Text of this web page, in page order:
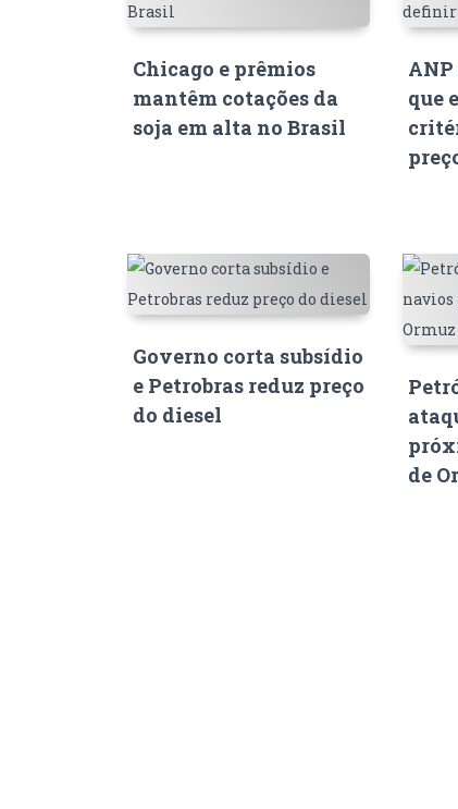
Chicago e prêmios
mantêm cotações da
soja em alta no Brasil
que
Governo corta subsídio
e Petrobras reduz preço
do diesel
de